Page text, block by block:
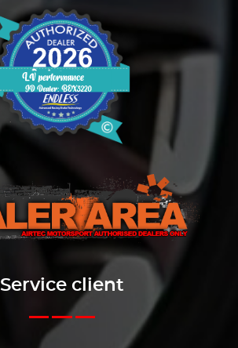
Service client